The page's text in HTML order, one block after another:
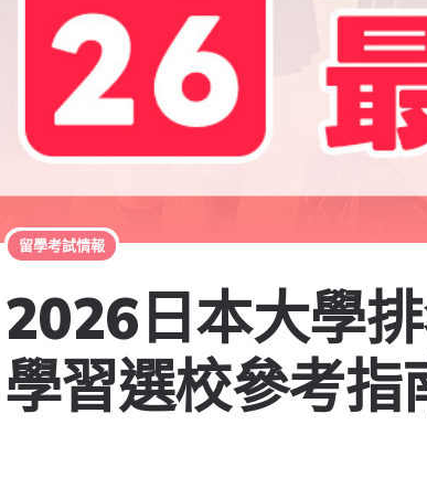
留學考試情報
2026日本大學
學習選校參考指